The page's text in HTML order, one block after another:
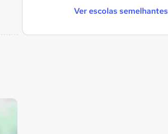
Ver escolas semelhantes